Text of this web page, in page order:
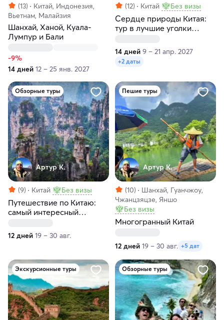
(13)
Китай, Индонезия,
Вьетнам, Малайзия
Шанхай, Ханой, Куала-
Лумпур и Бали
-9%
14 дней 12 – 25 янв. 2027
(12) Китай Без визы
Сердце природы Китая:
тур в лучшие уголки
14 дней 9 – 21 апр. 2027
+2 даты
Обзорные туры
Артур К.
(9) Китай Без визы
Путешествие по Китаю:
самый интересный
12 дней 19 – 30 авг.
Пешие туры
Артур К.
(10)
Шанхай, Гуанчжоу,
Чжанцзяцзе, Яншо
Без визы
Многогранный Китай
12 дней 19 – 30 авг. +5 дат
Экскурсионные туры Обзорные туры